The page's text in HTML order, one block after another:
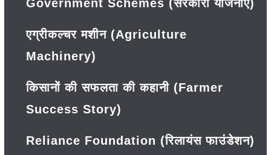
Government Schemes (सरकारी योजनाएं)
एग्रीकल्चर मशीन (Agriculture
Machinery)
किसानों की सफलता की कहानी (Farmer
Success Story)
Reliance Foundation (रिलायंस फाउंडेशन)